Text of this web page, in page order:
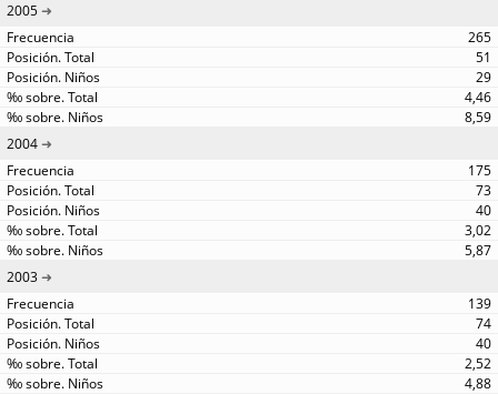
2005
265
51
29
4,46
8,59
2004
175
73
40
3,02
5,87
2003
139
74
40
2,52
4,88